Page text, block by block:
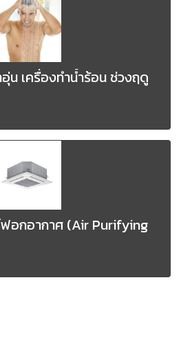
น เครื่องทำน้ำร้อน ช่วงฤดู
อกอากาศ (Air Purifying